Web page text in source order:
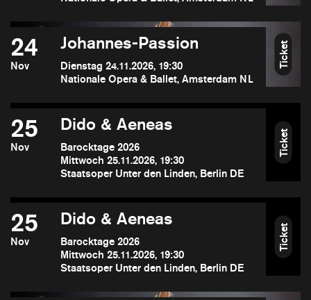
24
Nov
Johannes-Passion
Dienstag 24.11.2026, 19:30
Nationale Opera & Ballet, Amsterdam NL
Ticket
25
Nov
Dido & Aeneas
Barocktage 2026
Mittwoch 25.11.2026, 19:30
Staatsoper Unter den Linden, Berlin DE
Ticket
25
Nov
Dido & Aeneas
Barocktage 2026
Mittwoch 25.11.2026, 19:30
Staatsoper Unter den Linden, Berlin DE
Ticket